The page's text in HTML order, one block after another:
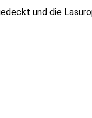
und die